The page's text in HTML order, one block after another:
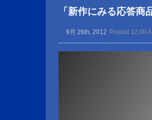
「新作にみる応答
9月 26th, 2012 Posted 12:00